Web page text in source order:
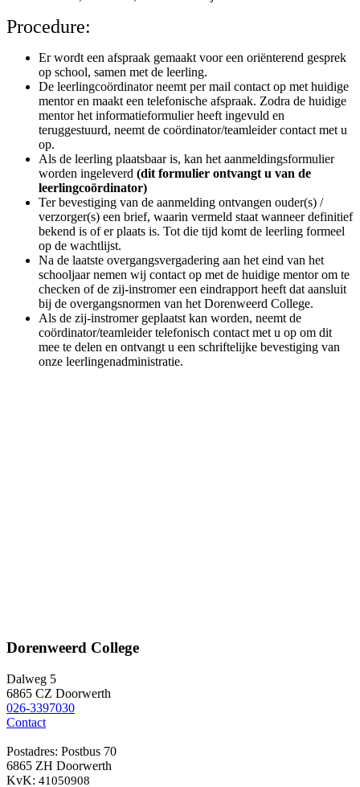
Procedure:
Er wordt een afspraak gemaakt voor een oriënterend gesprek
op school, samen met de leerling.
De leerlingcoördinator neemt per mail contact op met huidige
mentor en maakt een telefonische afspraak. Zodra de huidige
mentor het informatieformulier heeft ingevuld en
teruggestuurd, neemt de coördinator/teamleider contact met u
op.
Als de leerling plaatsbaar is, kan het aanmeldingsformulier
worden ingeleverd (dit formulier ontvangt u van de
leerlingcoördinator)
Ter bevestiging van de aanmelding ontvangen ouder(s) /
verzorger(s) een brief, waarin vermeld staat wanneer definitief
bekend is of er plaats is. Tot die tijd komt de leerling formeel
op de wachtlijst.
Na de laatste overgangsvergadering aan het eind van het
schooljaar nemen wij contact op met de huidige mentor om te
checken of de zij-instromer een eindrapport heeft dat aansluit
bij de overgangsnormen van het Dorenweerd College.
Als de zij-instromer geplaatst kan worden, neemt de
coördinator/teamleider telefonisch contact met u op om dit
mee te delen en ontvangt u een schriftelijke bevestiging van
onze leerlingenadministratie.
Dorenweerd College
Dalweg 5
6865 CZ Doorwerth
026-3397030
Contact
Postadres: Postbus 70
6865 ZH Doorwerth
KvK: 41050908